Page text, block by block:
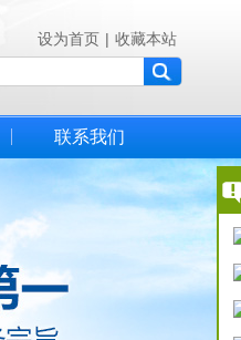
设为首页 | 收藏本站
联系我们